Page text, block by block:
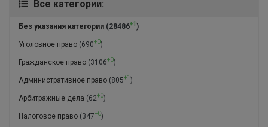
Все категории:
Без указания категории (28486+1 )
Уголовное право (690+0)
Гражданское право (3106+0)
Административное право (805+1 )
Арбитражные дела (62+0)
Налоговое право (347+0)